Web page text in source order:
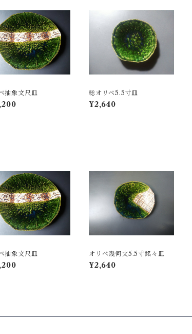
抽象文尺皿 総オリベ5.5寸皿
¥2,640
抽象文尺皿 オリベ幾何文5.5寸銘々皿
¥2,640